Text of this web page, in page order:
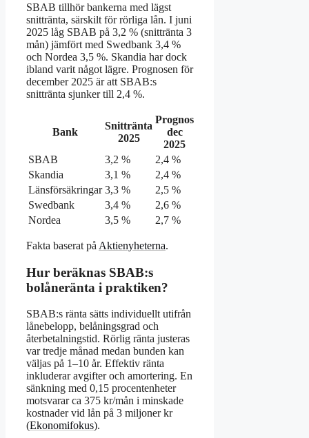
SBAB tillhör bankerna med lägst
snittränta, särskilt för rörliga lån. I juni
2025 låg SBAB på 3,2 % (snittränta 3
mån) jämfört med Swedbank 3,4 %
och Nordea 3,5 %. Skandia har dock
ibland varit något lägre. Prognosen för
december 2025 är att SBAB:s
snittränta sjunker till 2,4 %.
Bank
Snittränta
2025
Prognos
dec
2025
SBAB
3,2 %
2,4 %
Skandia
3,1 %
2,4 %
Länsförsäkringar 3,3 %
2,5 %
Swedbank
3,4 %
2,6 %
Nordea
3,5 % 2,7 %
Fakta baserat på Aktienyheterna.
Hur beräknas SBAB:s
bolåneränta i praktiken?
SBAB:s ränta sätts individuellt utifrån
lånebelopp, belåningsgrad och
återbetalningstid. Rörlig ränta justeras
var tredje månad medan bunden kan
väljas på 1–10 år. Effektiv ränta
inkluderar avgifter och amortering. En
sänkning med 0,15 procentenheter
motsvarar ca 375 kr/mån i minskade
kostnader vid lån på 3 miljoner kr
(Ekonomifokus).